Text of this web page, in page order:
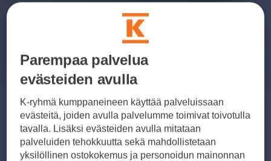
Parempaa palvelua
evästeiden avulla
K-ryhmä kumppaneineen käyttää palveluissaan
evästeitä, joiden avulla palvelumme toimivat toivotulla
tavalla. Lisäksi evästeiden avulla mitataan
palveluiden tehokkuutta sekä mahdollistetaan
yksilöllinen ostokokemus ja personoidun mainonnan